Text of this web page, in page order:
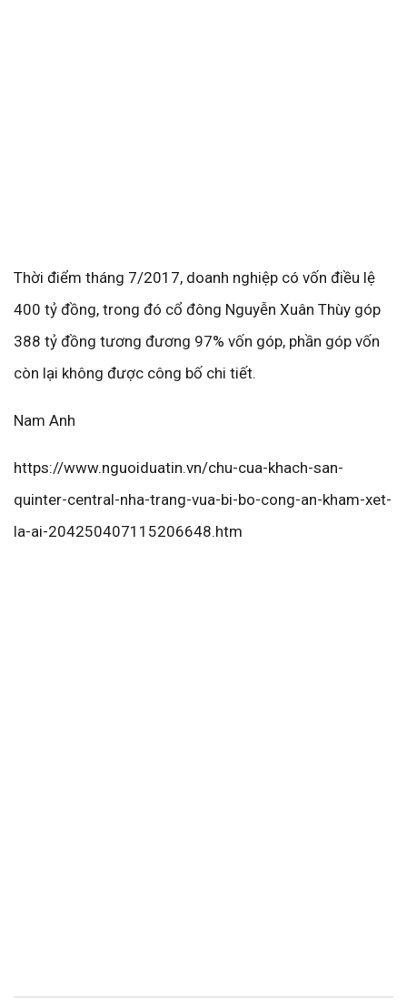
Thời điểm tháng 7/2017, doanh nghiệp có vốn điều lệ
400 tỷ đồng, trong đó cổ đông Nguyễn Xuân Thùy góp
388 tỷ đồng tương đương 97% vốn góp, phần góp vốn
còn lại không được công bố chi tiết.
Nam Anh
https://www.nguoiduatin.vn/chu-cua-khach-san-
quinter-central-nha-trang-vua-bi-bo-cong-an-kham-xet-
la-ai-204250407115206648.htm